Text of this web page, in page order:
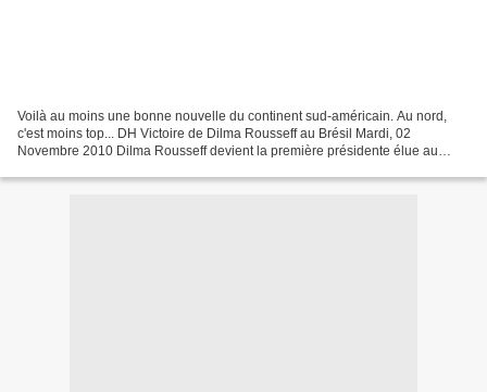
Voilà au moins une bonne nouvelle du continent sud-américain. Au nord,
c'est moins top... DH Victoire de Dilma Rousseff au Brésil Mardi, 02
Novembre 2010 Dilma Rousseff devient la première présidente élue au